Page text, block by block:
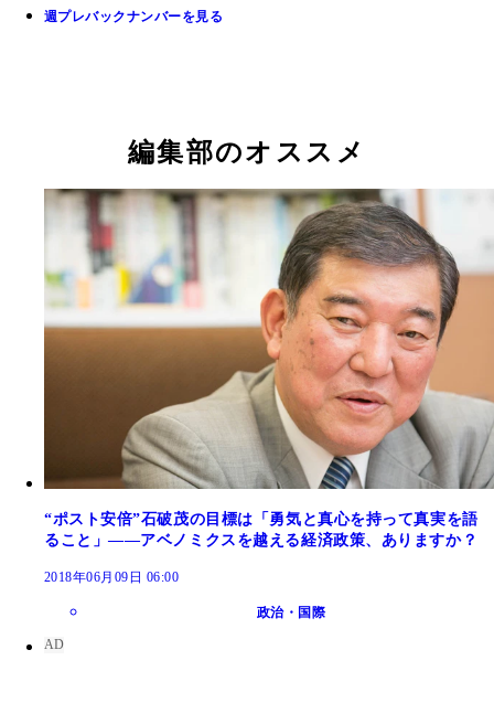
週プレバックナンバーを見る
編集部のオススメ
“ポスト安倍”石破茂の目標は「勇気と真心を持って真実を語
ること」――アベノミクスを越える経済政策、ありますか？
2018年06月09日 06:00
政治・国際